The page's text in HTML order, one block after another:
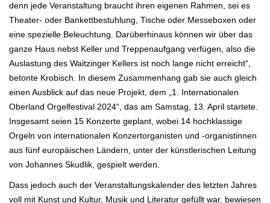
denn jede Veranstaltung braucht ihren eigenen Rahmen, sei es
Theater- oder Bankettbestuhlung, Tische oder Messeboxen oder
eine spezielle Beleuchtung. Darüberhinaus können wir über das
ganze Haus nebst Keller und Treppenaufgang verfügen, also die
Auslastung des Waitzinger Kellers ist noch lange nicht erreicht“,
betonte Krobisch. In diesem Zusammenhang gab sie auch gleich
einen Ausblick auf das neue Projekt, dem „1. Internationalen
Oberland Orgelfestival 2024“, das am Samstag, 13. April startete.
Insgesamt seien 15 Konzerte geplant, wobei 14 hochklassige
Orgeln von internationalen Konzertorganisten und -organistinnen
aus fünf europäischen Ländern, unter der künstlerischen Leitung
von Johannes Skudlik, gespielt werden.
Dass jedoch auch der Veranstaltungskalender des letzten Jahres
voll mit Kunst und Kultur, Musik und Literatur gefüllt war, bewiesen